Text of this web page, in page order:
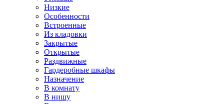
Низкие
Особенности
Встроенные
Из кладовки
Закрытые
Открытые
Раздвижные
Гардеробные шкафы
Назначение
В комнату
В нишу